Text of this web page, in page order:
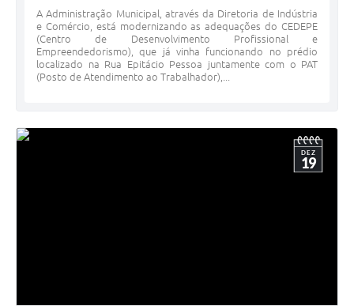
A Administração Municipal, através da Diretoria de Indústria
e Comércio, está modernizando as adequações do CEDEPE
(Centro de Desenvolvimento Profissional e
Empreendedorismo), que já vinha funcionando no prédio
localizado na Rua Epitácio Pessoa juntamente com o PAT
(Posto de Atendimento ao Trabalhador),...
DEZ
19